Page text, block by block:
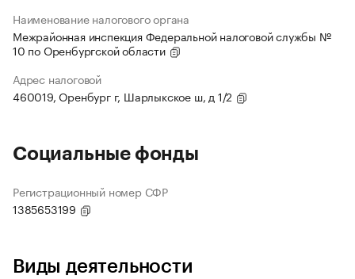
Наименование налогового органа
Межрайонная инспекция Федеральной налоговой службы №
10 по Оренбургской области
Адрес налоговой
460019, Оренбург г, Шарлыкское ш, д 1/2
Социальные фонды
Регистрационный номер СФР
1385653199
Виды деятельности